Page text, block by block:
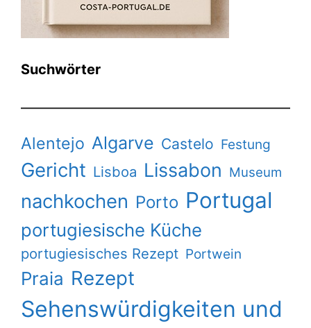
Suchwörter
Alentejo Algarve Castelo Festung
Gericht Lisboa Lissabon Museum
nachkochen Porto Portugal
portugiesische Küche
portugiesisches Rezept Portwein
Praia Rezept
Sehenswürdigkeiten und